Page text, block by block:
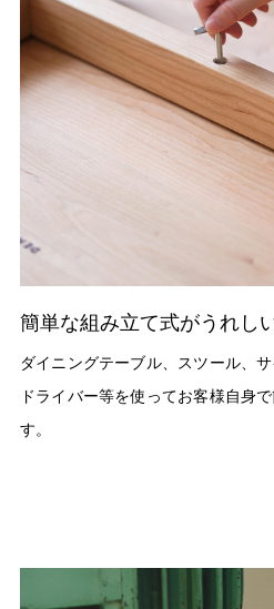
簡単な組み立て式がうれし
ダイニングテーブル、スツール、
ドライバー等を使ってお客様自身
す。